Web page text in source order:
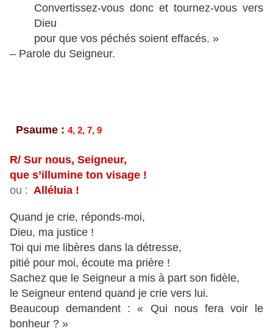
Convertissez-vous donc et tournez-vous vers
Dieu
pour que vos péchés soient effacés. »
– Parole du Seigneur.
Psaume : 4, 2, 7, 9
R/ Sur nous, Seigneur,
que s’illumine ton visage !
ou : Alléluia !
Quand je crie, réponds-moi,
Dieu, ma justice !
Toi qui me libères dans la détresse,
pitié pour moi, écoute ma prière !
Sachez que le Seigneur a mis à part son fidèle,
le Seigneur entend quand je crie vers lui.
Beaucoup demandent : « Qui nous fera voir le
bonheur ? »